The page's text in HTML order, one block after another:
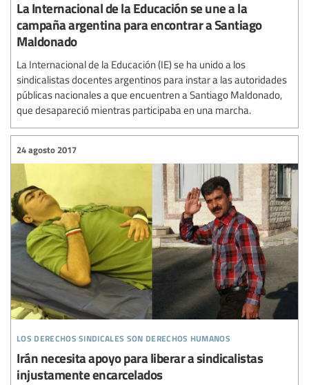
La Internacional de la Educación se une a la
campaña argentina para encontrar a Santiago
Maldonado
La Internacional de la Educación (IE) se ha unido a los
sindicalistas docentes argentinos para instar a las autoridades
públicas nacionales a que encuentren a Santiago Maldonado,
que desapareció mientras participaba en una marcha.
los derechos sindicales son derechos humanos
24 agosto 2017
Irán necesita apoyo para liberar a sindicalistas
injustamente encarcelados